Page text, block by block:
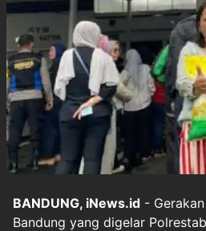
BANDUNG, iNews.id -
Bandung yang digelar